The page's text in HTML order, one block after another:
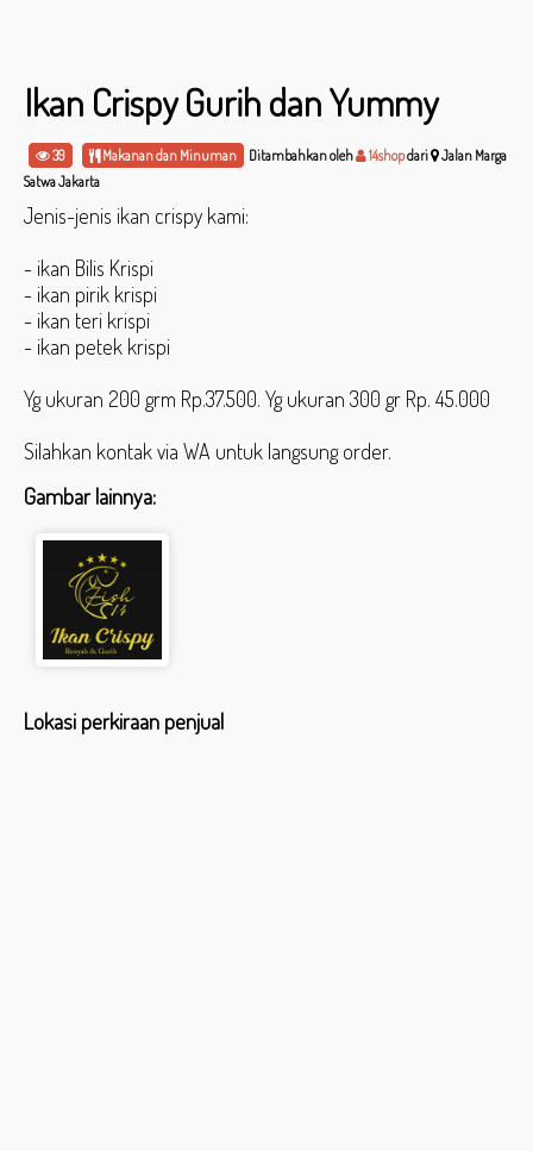
Ikan Crispy Gurih dan Yummy
39 Makanan dan Minuman Ditambahkan oleh 14shopdari
Jalan Marga
Satwa Jakarta
Jenis-jenis ikan crispy kami:
- ikan Bilis Krispi
- ikan pirik krispi
- ikan teri krispi
- ikan petek krispi
Yg ukuran 200 grm Rp.37.500. Yg ukuran 300 gr Rp. 45.000
Silahkan kontak via WA untuk langsung order.
Gambar lainnya:
Lokasi perkiraan penjual